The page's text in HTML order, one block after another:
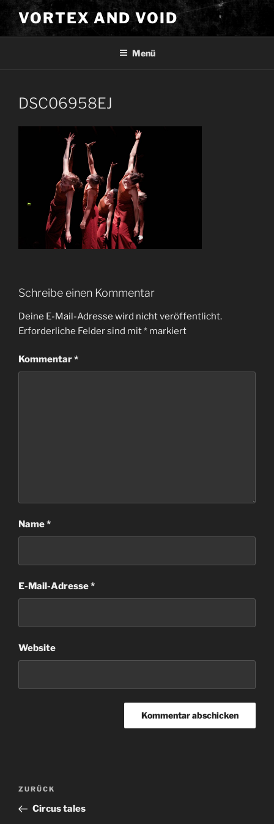
Zum
Inhalt
springen
VORTEX AND VOID
Menü
DSC06958EJ
Schreibe einen Kommentar
Deine E-Mail-Adresse wird nicht veröffentlicht.
Erforderliche Felder sind mit* markiert
Kommentar*
Name*
E-Mail-Adresse*
Website
Beitragsnavigation
Vorheriger
Beitrag
ZURÜCK
Circus tales